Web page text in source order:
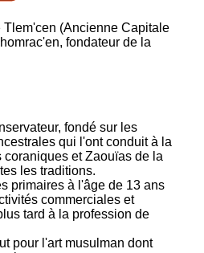
Tlem'cen (Ancienne Capitale
fondateur de la
fondé sur les
qui l'ont conduit à la
et Zaouïas de la
les traditions.
primaires à l'âge de 13 ans
commerciales et
tard à la profession de
pour l'art musulman dont